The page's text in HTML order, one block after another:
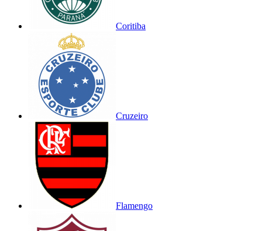
Coritiba
Cruzeiro
Flamengo